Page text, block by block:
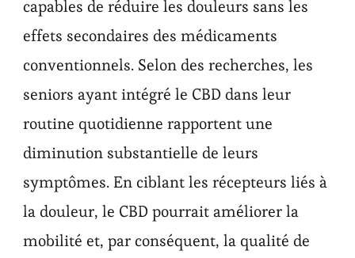
capables de réduire les douleurs sans les
effets secondaires des médicaments
conventionnels. Selon des recherches, les
seniors ayant intégré le CBD dans leur
routine quotidienne rapportent une
diminution substantielle de leurs
symptômes. En ciblant les récepteurs liés à
la douleur, le CBD pourrait améliorer la
mobilité et, par conséquent, la qualité de